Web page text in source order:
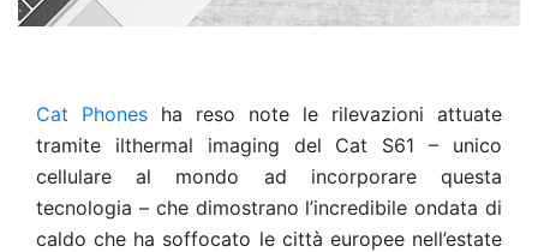
Cat Phones ha reso note le rilevazioni attuate
tramite ilthermal imaging del Cat S61 – unico
cellulare al mondo ad incorporare questa
tecnologia – che dimostrano l’incredibile ondata di
caldo che ha soffocato le città europee nell’estate